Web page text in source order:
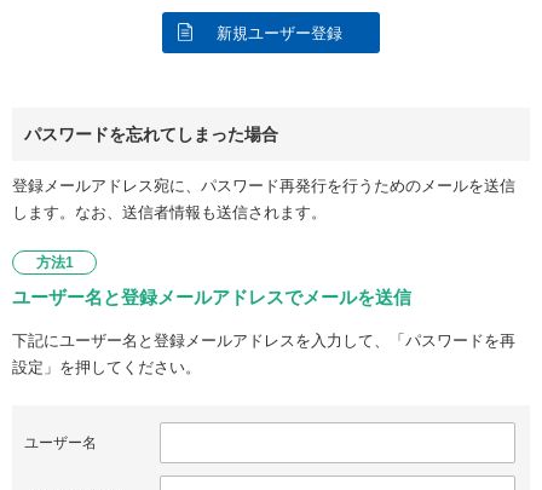
新規ユーザー登録
パスワードを忘れてしまった場合
登録メールアドレス宛に、パスワード再発行を行うためのメールを送信
します。なお、送信者情報も送信されます。
方法1
ユーザー名と登録メールアドレスでメールを送信
下記にユーザー名と登録メールアドレスを入力して、「パスワードを再
設定」を押してください。
ユーザー名